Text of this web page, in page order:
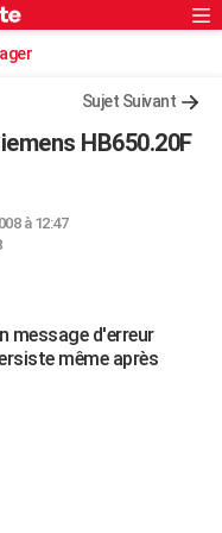
Sujet Suivant
HB650.20F
à 12:47
message d'erreur
même après